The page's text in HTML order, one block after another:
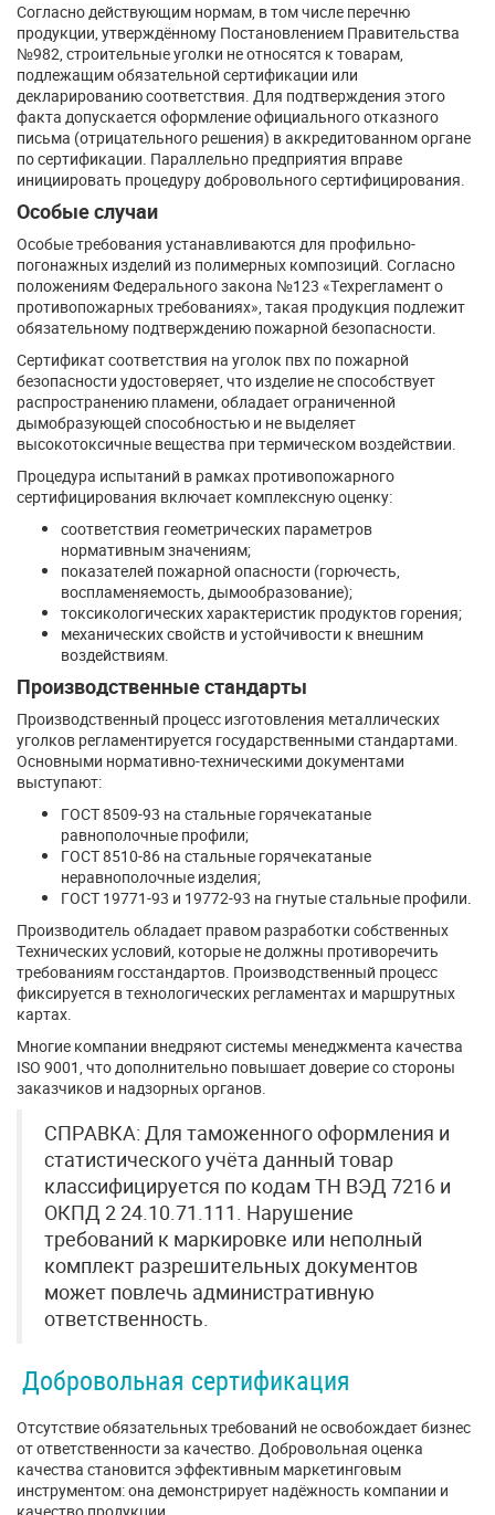
Согласно действующим нормам, в том числе перечню
продукции, утверждённому Постановлением Правительства
№982, строительные уголки не относятся к товарам,
подлежащим обязательной сертификации или
декларированию соответствия. Для подтверждения этого
факта допускается оформление официального отказного
письма (отрицательного решения) в аккредитованном органе
по сертификации. Параллельно предприятия вправе
инициировать процедуру добровольного сертифицирования.
Особые случаи
Особые требования устанавливаются для профильно-
погонажных изделий из полимерных композиций. Согласно
положениям Федерального закона №123 «Техрегламент о
противопожарных требованиях», такая продукция подлежит
обязательному подтверждению пожарной безопасности.
Сертификат соответствия на уголок пвх по пожарной
безопасности удостоверяет, что изделие не способствует
распространению пламени, обладает ограниченной
дымобразующей способностью и не выделяет
высокотоксичные вещества при термическом воздействии.
Процедура испытаний в рамках противопожарного
сертифицирования включает комплексную оценку:
соответствия геометрических параметров
нормативным значениям;
показателей пожарной опасности (горючесть,
воспламеняемость, дымообразование);
токсикологических характеристик продуктов горения;
механических свойств и устойчивости к внешним
воздействиям.
Производственные стандарты
Производственный процесс изготовления металлических
уголков регламентируется государственными стандартами.
Основными нормативно-техническими документами
выступают:
ГОСТ 8509-93 на стальные горячекатаные
равнополочные профили;
ГОСТ 8510-86 на стальные горячекатаные
неравнополочные изделия;
ГОСТ 19771-93 и 19772-93 на гнутые стальные профили.
Производитель обладает правом разработки собственных
Технических условий, которые не должны противоречить
требованиям госстандартов. Производственный процесс
фиксируется в технологических регламентах и маршрутных
картах.
Многие компании внедряют системы менеджмента качества
ISO 9001, что дополнительно повышает доверие со стороны
заказчиков и надзорных органов.
СПРАВКА: Для таможенного оформления и
статистического учёта данный товар
классифицируется по кодам ТН ВЭД 7216 и
ОКПД 2 24.10.71.111. Нарушение
требований к маркировке или неполный
комплект разрешительных документов
может повлечь административную
ответственность.
Добровольная сертификация
Отсутствие обязательных требований не освобождает бизнес
от ответственности за качество. Добровольная оценка
качества становится эффективным маркетинговым
инструментом: она демонстрирует надёжность компании и